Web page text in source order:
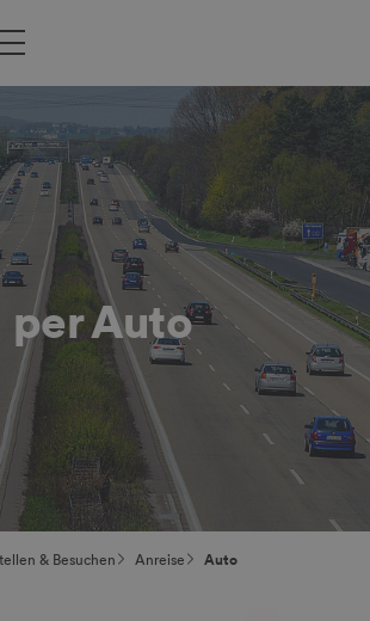
per Auto
& Besuchen Anreise Auto